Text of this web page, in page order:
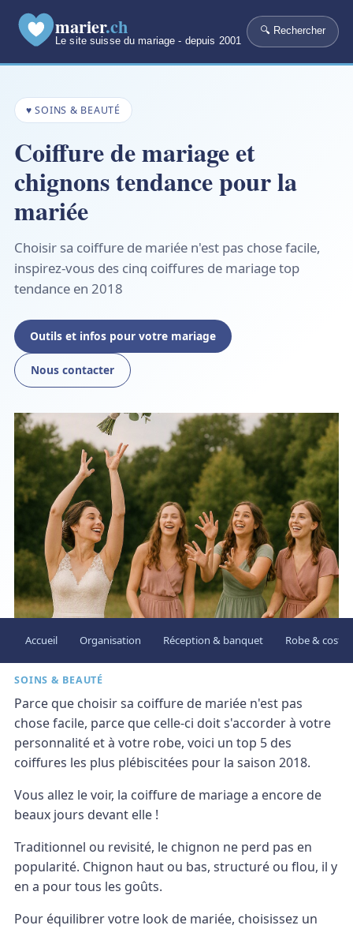
marier.ch
Le site suisse du mariage - depuis 2001
🔍 Rechercher
♥ SOINS & BEAUTÉ
Coiffure de mariage et
chignons tendance pour la
mariée
Choisir sa coiffure de mariée n'est pas chose facile,
inspirez-vous des cinq coiffures de mariage top
tendance en 2018
Outils et infos pour votre mariage
Nous contacter
Accueil Organisation Réception & banquet Robe &
SOINS & BEAUTÉ
Parce que choisir sa coiffure de mariée n'est pas
chose facile, parce que celle-ci doit s'accorder à votre
personnalité et à votre robe, voici un top 5 des
coiffures les plus plébiscitées pour la saison 2018.
Vous allez le voir, la coiffure de mariage a encore de
beaux jours devant elle !
Traditionnel ou revisité, le chignon ne perd pas en
popularité. Chignon haut ou bas, structuré ou flou, il y
en a pour tous les goûts.
Pour équilibrer votre look de mariée, choisissez un